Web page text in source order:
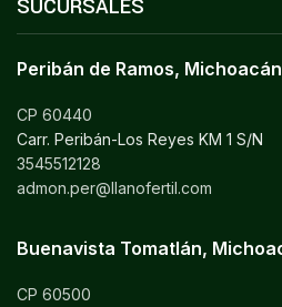
SUCURSALES
Peribán de Ramos, Michoacán
CP 60440
Carr. Peribán-Los Reyes KM 1 S/N
3545512128
admon.per@llanofertil.com
Buenavista Tomatlán,
CP 60500